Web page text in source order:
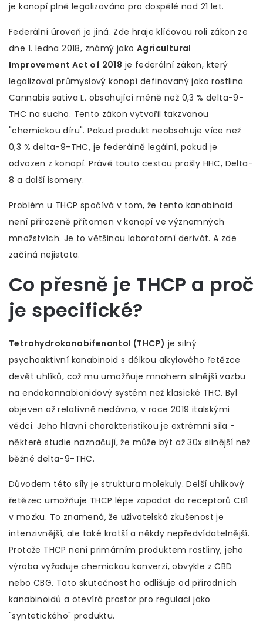
je konopí plně legalizováno pro dospělé nad 21 let.
Federální úroveň je jiná. Zde hraje klíčovou roli zákon ze
dne 1. ledna 2018, známý jako Agricultural
Improvement Act of 2018 je federální zákon, který
legalizoval průmyslový konopí definovaný jako rostlina
Cannabis sativa L. obsahující méně než 0,3 % delta-9-
THC na sucho. Tento zákon vytvořil takzvanou
"chemickou díru". Pokud produkt neobsahuje více než
0,3 % delta-9-THC, je federálně legální, pokud je
odvozen z konopí. Právě touto cestou prošly HHC, Delta-
8 a další isomery.
Problém u THCP spočívá v tom, že tento kanabinoid
není přirozeně přítomen v konopí ve významných
množstvích. Je to většinou laboratorní derivát. A zde
začíná nejistota.
Co přesně je THCP a proč
je specifické?
Tetrahydrokanabifenantol (THCP) jesilný
psychoaktivní kanabinoid s délkou alkylového řetězce
devět uhlíků, což mu umožňuje mnohem silnější vazbu
na endokannabionidový systém než klasické THC. Byl
objeven až relativně nedávno, v roce 2019 italskými
vědci. Jeho hlavní charakteristikou je extrémní síla -
některé studie naznačují, že může být až 30x silnější než
běžné delta-9-THC.
Důvodem této síly je struktura molekuly. Delší uhlikový
řetězec umožňuje THCP lépe zapadat do receptorů CB1
v mozku. To znamená, že uživatelská zkušenost je
intenzivnější, ale také kratší a někdy nepředvídatelnější.
Protože THCP není primárním produktem rostliny, jeho
výroba vyžaduje chemickou konverzi, obvykle z CBD
nebo CBG. Tato skutečnost ho odlišuje od přírodních
kanabinoidů a otevírá prostor pro regulaci jako
"syntetického" produktu.